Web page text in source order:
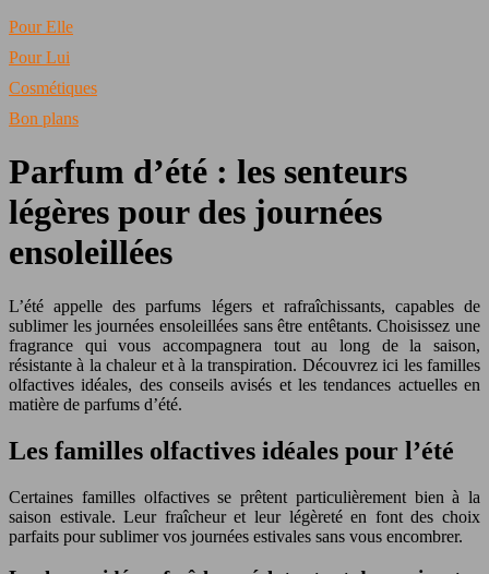
Pour Elle
Pour Lui
Cosmétiques
Bon plans
Parfum d’été : les senteurs
légères pour des journées
ensoleillées
L’été appelle des parfums légers et rafraîchissants, capables de
sublimer les journées ensoleillées sans être entêtants. Choisissez une
fragrance qui vous accompagnera tout au long de la saison,
résistante à la chaleur et à la transpiration. Découvrez ici les familles
olfactives idéales, des conseils avisés et les tendances actuelles en
matière de parfums d’été.
Les familles olfactives idéales pour l’été
Certaines familles olfactives se prêtent particulièrement bien à la
saison estivale. Leur fraîcheur et leur légèreté en font des choix
parfaits pour sublimer vos journées estivales sans vous encombrer.